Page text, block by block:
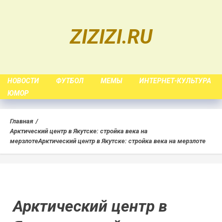
ZIZIZI.RU
НОВОСТИ ФУТБОЛ МЕМЫ
ИНТЕРНЕТ-КУЛЬТУРА
ЮМОР
Главная
Арктический центр в Якутске: стройка века на
мерзлотеАрктический центр в Якутске: стройка века на мерзлоте
Арктический центр в